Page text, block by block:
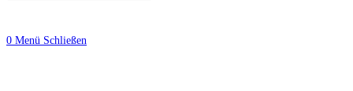
0 Menü Schließen